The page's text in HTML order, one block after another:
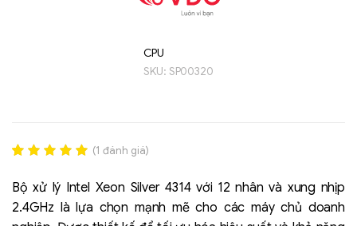
CPU
SKU: SP00320
out of 5
based on
đánh giá
(1 đánh giá)
Bộ xử lý Intel Xeon Silver 4314 với 12 nhân và xung nhịp
2.4GHz là lựa chọn mạnh mẽ cho các máy chủ doanh